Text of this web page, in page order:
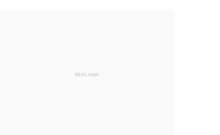
REKLAMA